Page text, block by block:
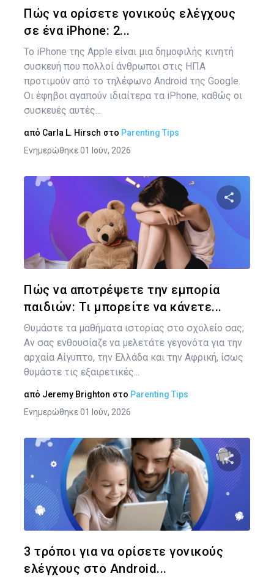
Πώς να ορίσετε γονικούς ελέγχους
σε ένα iPhone: 2...
Το iPhone της Apple είναι μια δημοφιλής κινητή
συσκευή που πολλοί άνθρωποι στις ΗΠΑ
προτιμούν από το τηλέφωνο Android της Google.
Οι έφηβοι αγαπούν ιδιαίτερα τα iPhone, καθώς οι
συσκευές αυτές...
από Carla L. Hirsch στο Parenting Tips
Ενημερώθηκε 01 Ιούν, 2026
Πώς να αποτρέψετε την εμπορία
παιδιών: Τι μπορείτε να κάνετε...
Θυμάστε τα μαθήματα ιστορίας στο σχολείο σας;
Αν σας ενθουσίαζε να μελετάτε γεγονότα για την
αρχαία Αίγυπτο, την Ελλάδα και την Αφρική, ίσως
θυμάστε τις εξαιρετικές...
από Jeremy Brighton στο Parenting Tips
Ενημερώθηκε 01 Ιούν, 2026
3 τρόποι για να ορίσετε γονικούς
ελέγχους στο Android...